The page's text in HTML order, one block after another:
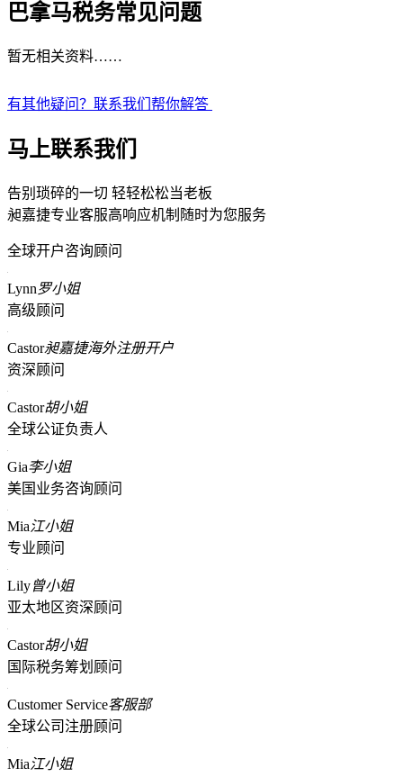
巴拿马税务常见问题
暂无相关资料……
有其他疑问？联系我们帮你解答
马上联系我们
告别琐碎的一切 轻轻松松当老板
昶嘉捷专业客服高响应机制随时为您服务
全球开户咨询顾问
Lynn罗小姐
高级顾问
Castor昶嘉捷海外注册开户
资深顾问
Castor胡小姐
全球公证负责人
Gia李小姐
美国业务咨询顾问
Mia江小姐
专业顾问
Lily曾小姐
亚太地区资深顾问
Castor胡小姐
国际税务筹划顾问
Customer Service客服部
全球公司注册顾问
Mia江小姐